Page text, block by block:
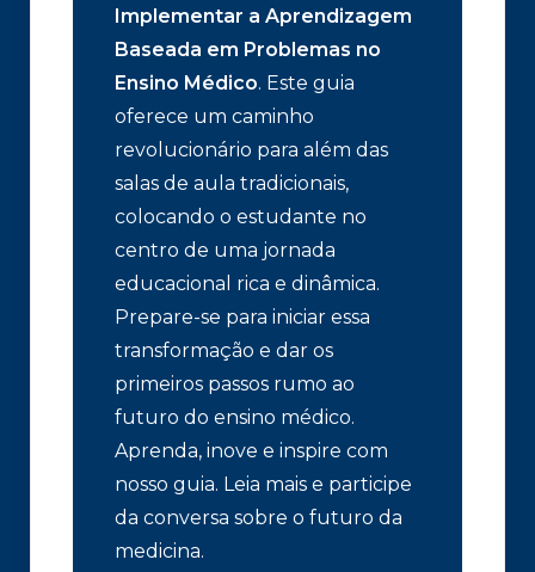
Implementar a Aprendizagem
Baseada em Problemas no
Ensino Médico. Este guia
oferece um caminho
revolucionário para além das
salas de aula tradicionais,
colocando o estudante no
centro de uma jornada
educacional rica e dinâmica.
Prepare-se para iniciar essa
transformação e dar os
primeiros passos rumo ao
futuro do ensino médico.
Aprenda, inove e inspire com
nosso guia. Leia mais e participe
da conversa sobre o futuro da
medicina.